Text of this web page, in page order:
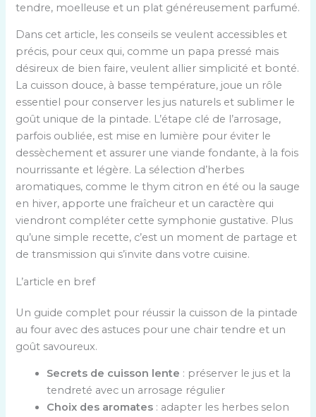
tendre, moelleuse et un plat généreusement parfumé.
Dans cet article, les conseils se veulent accessibles et
précis, pour ceux qui, comme un papa pressé mais
désireux de bien faire, veulent allier simplicité et bonté.
La cuisson douce, à basse température, joue un rôle
essentiel pour conserver les jus naturels et sublimer le
goût unique de la pintade. L’étape clé de l’arrosage,
parfois oubliée, est mise en lumière pour éviter le
dessèchement et assurer une viande fondante, à la fois
nourrissante et légère. La sélection d’herbes
aromatiques, comme le thym citron en été ou la sauge
en hiver, apporte une fraîcheur et un caractère qui
viendront compléter cette symphonie gustative. Plus
qu’une simple recette, c’est un moment de partage et
de transmission qui s’invite dans votre cuisine.
L’article en bref
Un guide complet pour réussir la cuisson de la pintade
au four avec des astuces pour une chair tendre et un
goût savoureux.
Secrets de cuisson lente : préserver le jus et la
tendreté avec un arrosage régulier
Choix des aromates : adapter les herbes selon